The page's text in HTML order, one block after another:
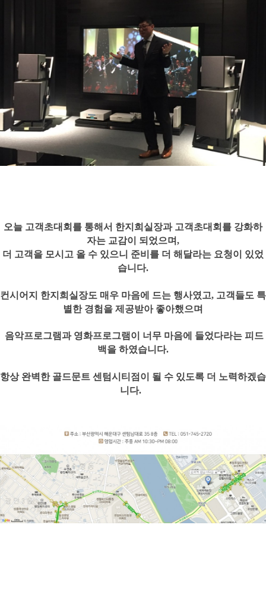
오늘 고객초대회를 통해서 한지희실장과 고객초대회를 강화하
자는 교감이 되었으며,
더 고객을 모시고 올 수 있으니 준비를 더 해달라는 요청이 있었
습니다.
컨시어지 한지희실장도 매우 마음에 드는 행사였고, 고객들도 특
별한 경험을 제공받아 좋아했으며
음악프로그램과 영화프로그램이 너무 마음에 들었다라는 피드
백을 하였습니다.
항상 완벽한 골드문트 센텀시티점이 될 수 있도록 더 노력하겠습
니다.